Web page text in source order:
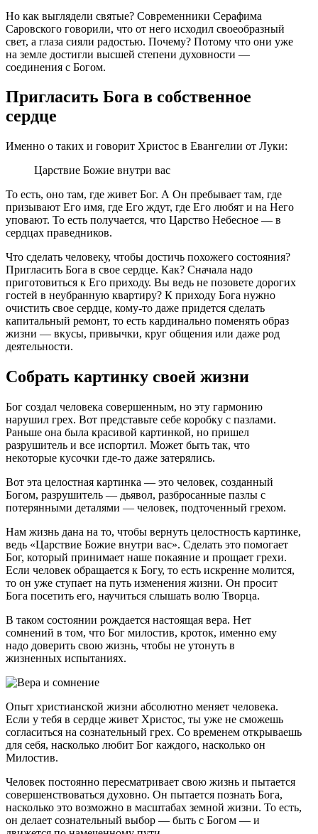
Но как выглядели святые? Современники Серафима
Саровского говорили, что от него исходил своеобразный
свет, а глаза сияли радостью. Почему? Потому что они уже
на земле достигли высшей степени духовности —
соединения с Богом.
Пригласить Бога в собственное
сердце
Именно о таких и говорит Христос в Евангелии от Луки:
Царствие Божие внутри вас
То есть, оно там, где живет Бог. А Он пребывает там, где
призывают Его имя, где Его ждут, где Его любят и на Него
уповают. То есть получается, что Царство Небесное — в
сердцах праведников.
Что сделать человеку, чтобы достичь похожего состояния?
Пригласить Бога в свое сердце. Как? Сначала надо
приготовиться к Его приходу. Вы ведь не позовете дорогих
гостей в неубранную квартиру? К приходу Бога нужно
очистить свое сердце, кому-то даже придется сделать
капитальный ремонт, то есть кардинально поменять образ
жизни — вкусы, привычки, круг общения или даже род
деятельности.
Собрать картинку своей жизни
Бог создал человека совершенным, но эту гармонию
нарушил грех. Вот представьте себе коробку с пазлами.
Раньше она была красивой картинкой, но пришел
разрушитель и все испортил. Может быть так, что
некоторые кусочки где-то даже затерялись.
Вот эта целостная картинка — это человек, созданный
Богом, разрушитель — дьявол, разбросанные пазлы с
потерянными деталями — человек, подточенный грехом.
Нам жизнь дана на то, чтобы вернуть целостность картинке,
ведь
Царствие Божие внутри вас . Сделать это помогает
Бог, который принимает наше покаяние и прощает грехи.
Если человек обращается к Богу, то есть искренне молится,
то он уже ступает на путь изменения жизни. Он просит
Бога посетить его, научиться слышать волю Творца.
В таком состоянии рождается настоящая вера. Нет
сомнений в том, что Бог милостив, кроток, именно ему
надо доверить свою жизнь, чтобы не утонуть в
жизненных испытаниях.
Опыт христианской жизни абсолютно меняет человека.
Если у тебя в сердце живет Христос, ты уже не сможешь
согласиться на сознательный грех. Со временем открываешь
для себя, насколько любит Бог каждого, насколько он
Милостив.
Человек постоянно пересматривает свою жизнь и пытается
совершенствоваться духовно. Он пытается познать Бога,
насколько это возможно в масштабах земной жизни. То есть,
он делает сознательный выбор — быть с Богом — и